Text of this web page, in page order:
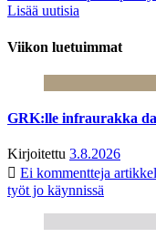
Lisää uutisia
Viikon luetuimmat
GRK:lle infraurakka
Kirjoitettu 3.8.2026
Ei kommentteja
työt jo käynnissä